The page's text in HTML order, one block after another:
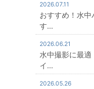
2026.07.11
おすすめ！水
す…
2026.06.21
水中撮影に最適
イ…
2026.05.26